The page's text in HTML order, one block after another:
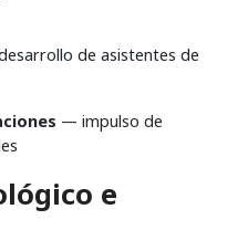
de asistentes de
— impulso de
e